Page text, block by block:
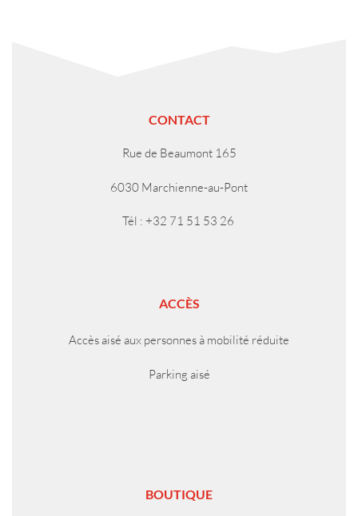
CONTACT
Rue de Beaumont 165
6030 Marchienne-au-Pont
Tél : +32 71 51 53 26
ACCÈS
Accès aisé aux personnes à mobilité réduite
Parking aisé
BOUTIQUE